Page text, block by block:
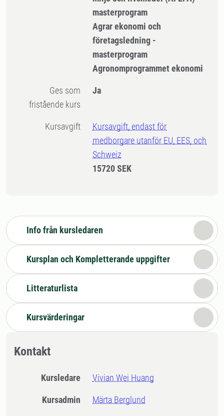
masterprogram
Agrar ekonomi och
företagsledning -
masterprogram
Agronomprogrammet ekonomi
Ges som
fristående kurs
Ja
Kursavgift
Kursavgift, endast för
medborgare utanför EU, EES, och
Schweiz
15720 SEK
Info från kursledaren
Kursplan och Kompletterande uppgifter
Litteraturlista
Kursvärderingar
Kontakt
Kursledare Vivian Wei Huang
Kursadmin Märta Berglund